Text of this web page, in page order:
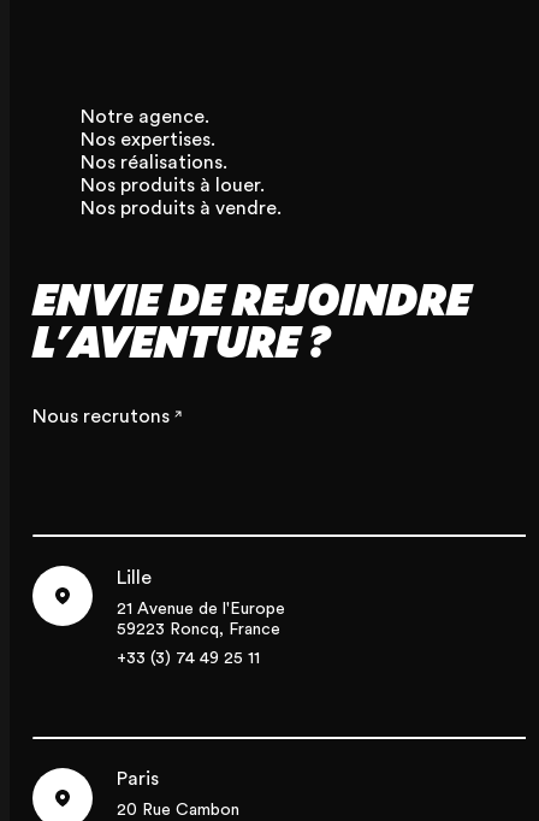
Notre agence.
Nos expertises.
Nos réalisations.
Nos produits à louer.
Nos produits à vendre.
ENVIE DE REJOINDRE
L'AVENTURE ?
Nous recrutons
Lille
21 Avenue de l'Europe
59223 Roncq, France
+33 (3) 74 49 25 11
Paris
20 Rue Cambon